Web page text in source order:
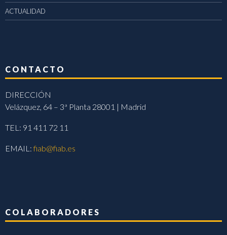
ACTUALIDAD
CONTACTO
DIRECCIÓN
Velázquez, 64 – 3ª Planta 28001 | Madrid
TEL: 91 411 72 11
EMAIL:fiab@fiab.es
COLABORADORES